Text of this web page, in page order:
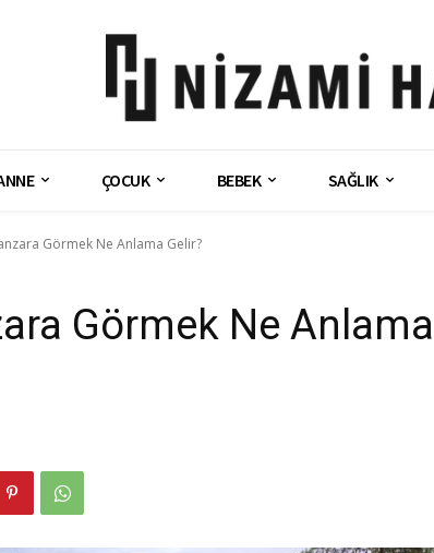
ÇOCUK BEBEK SAĞLIK
Görmek Ne Anlama Gelir?
Görmek Ne Anlama